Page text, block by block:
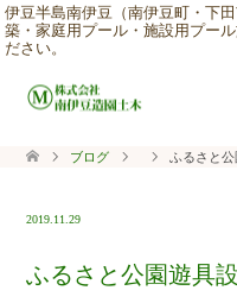
伊豆半島南伊豆（南伊豆町・下
築・家庭用プール・施設用プー
ださい。
ブログ ふるさと公
2019.11.29
ふるさと公園遊具